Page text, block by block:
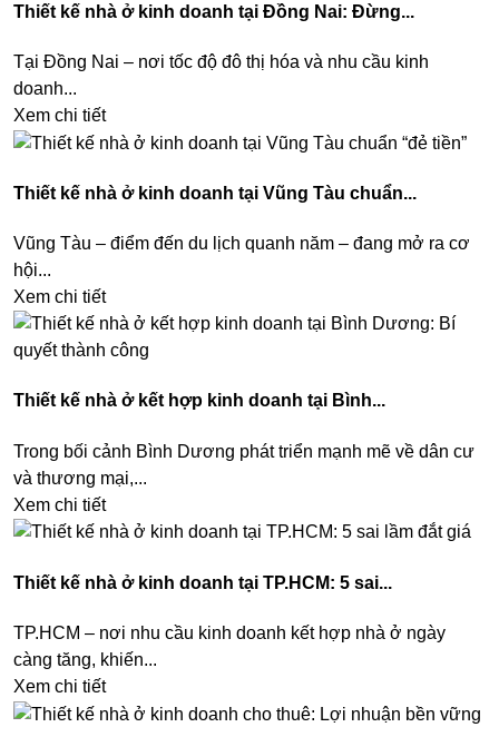
Thiết kế nhà ở kinh doanh tại Đồng Nai: Đừng...
Tại Đồng Nai – nơi tốc độ đô thị hóa và nhu cầu kinh
doanh...
Xem chi tiết
Thiết kế nhà ở kinh doanh tại Vũng Tàu chuẩn...
Vũng Tàu – điểm đến du lịch quanh năm – đang mở ra cơ
hội...
Xem chi tiết
Thiết kế nhà ở kết hợp kinh doanh tại Bình...
Trong bối cảnh Bình Dương phát triển mạnh mẽ về dân cư
và thương mại,...
Xem chi tiết
Thiết kế nhà ở kinh doanh tại TP.HCM: 5 sai...
TP.HCM – nơi nhu cầu kinh doanh kết hợp nhà ở ngày
càng tăng, khiến...
Xem chi tiết